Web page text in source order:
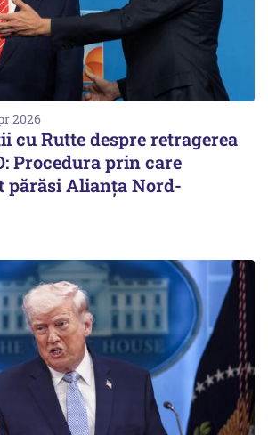
2026
cu Rutte despre retragerea
Procedura prin care
părăsi Alianța Nord-